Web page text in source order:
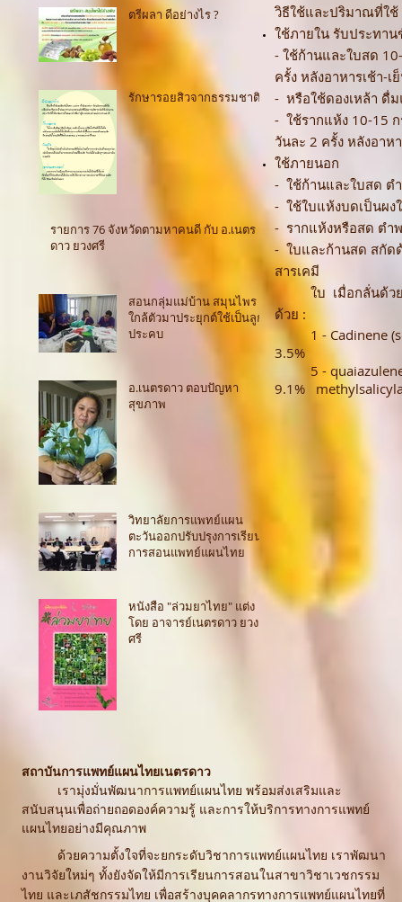
ตรีผลา ดีอย่างไร ?
รักษารอยสิวจากธรรมชาติ
รายการ 76 จังหวัดตามหาคนดี กับ อ.เนตร
ดาว ยวงศรี
สอนกลุ่มแม่บ้าน สมุนไพร
ใกล้ตัวมาประยุกต์ใช้เป็นลูก
ประคบ
อ.เนตรดาว ตอบปัญหา
สุขภาพ
วิทยาลัยการแพทย์แผน
ตะวันออกปรับปรุงการเรียน
การสอนแพทย์แผนไทย
หนังสือ "ล่วมยาไทย" แต่ง
โดย อาจารย์เนตรดาว ยวง
ศรี
วิธีใช้และปริมาณที่ใช้
ใช้ภายใน รับประทา
- ใช้ก้านและใบสด
ครั้ง หลังอาหารเช้า-เ
- หรือใช้ดองเหล้า ดื่
- ใช้รากแห้ง 10-15
วันละ 2 ครั้ง หลังอาห
ใช้ภายนอก
- ใช้ก้านและใบสด ต
- ใช้ใบแห้งบดเป็นผง
- รากแห้งหรือสด ตำ
- ใบและก้านสด สกัด
สารเคมี
ใบ เมื่อกลั่นด้วยไ
ด้วย :
1 - Cadinene
3.5%
5 - quaiazulene
9.1%
สถาบันการแพทย์แผนไทยเนตรดาว
เรามุ่งมั่นพัฒนาการแพทย์แผนไทย พร้อมส่งเสริมและ
สนับสนุนเพื่อถ่ายถอดองค์ความรู้ และการให้บริการทางการแพทย์
แผนไทยอย่างมีคุณภาพ
ด้วยความตั้งใจที่จะยกระดับวิชาการแพทย์แผนไทย เราพัฒนา
งานวิจัยใหม่ๆ ทั้งยังจัดให้มีการเรียนการสอนในสาขาวิชาเวชกรรม
ไทย และเภสัชกรรมไทย เพื่อสร้างบุคคลากรทางการแพทย์แผนไทยที่